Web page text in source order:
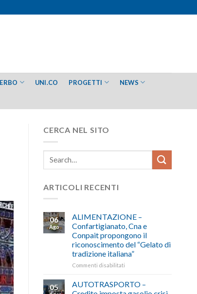
UNI.CO PROGETTI NEWS
CERCA NEL SITO
ARTICOLI RECENTI
06
Ago
ALIMENTAZIONE –
Confartigianato, Cna e
Conpait propongono il
riconoscimento del “Gelato di
tradizione italiana”
Commenti disabilitati
–
05
AUTOTRASPORTO –